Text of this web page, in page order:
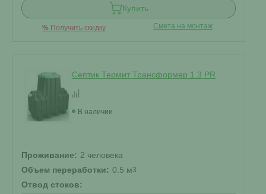
Купить
% Получить скидку Смета на монтаж
Септик Термит Трансформер 1.3 PR
В наличии
Проживание: 2 человека
Объем переработки: 0.5 м3
Отвод стоков: